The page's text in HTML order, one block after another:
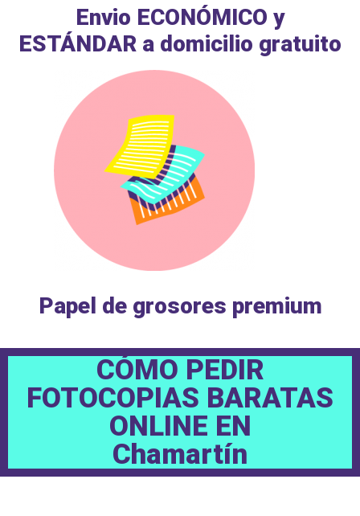
Envio ECONÓMICO y
ESTÁNDAR a domicilio gratuito
Papel de grosores premium
CÓMO PEDIR
FOTOCOPIAS BARATAS
ONLINE EN
Chamartín